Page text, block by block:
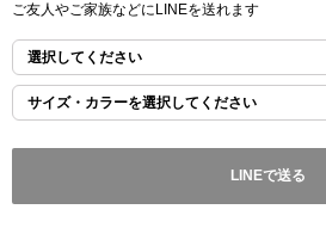
ご友人やご家族などにLINEを送れます
選択してください
サイズ・カラーを選択してください
LINEで送る